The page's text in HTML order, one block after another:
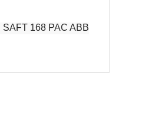
لوح طاقة SAFT 168 PAC ABB